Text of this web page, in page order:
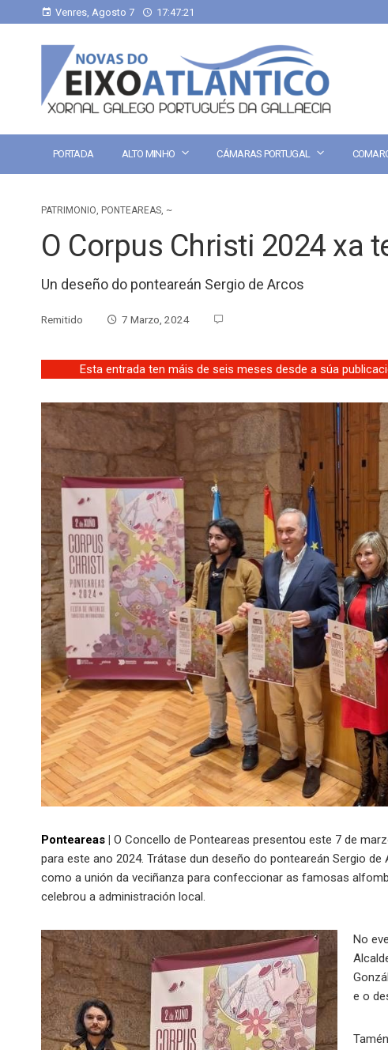
Venres, Agosto 7 17:47:22
PORTADA ALTO MINHO CÁMARAS PORTUGAL
PATRIMONIO, PONTEAREAS, ~
O Corpus Christi 2024 xa
Un deseño do ponteareán Sergio de Arcos
Remitido 7 Marzo, 2024
Esta entrada ten máis de seis meses desde a súa
Ponteareas
O Concello de Ponteareas presentou este 7 de
para este ano 2024. Trátase dun deseño do ponteareán Sergio
como a unión da veciñanza para confeccionar as famosas
celebrou a administración local.
No
e o